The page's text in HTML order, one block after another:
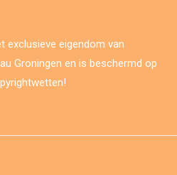
exclusieve eigendom van
Groningen en is beschermd op